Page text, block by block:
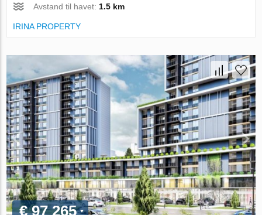
Avstand til havet: 1.5 km
IRINA PROPERTY
€ 97 265